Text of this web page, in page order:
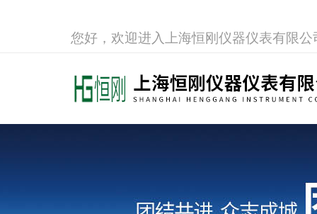
您好，欢迎进入上海恒刚仪器仪表有限公